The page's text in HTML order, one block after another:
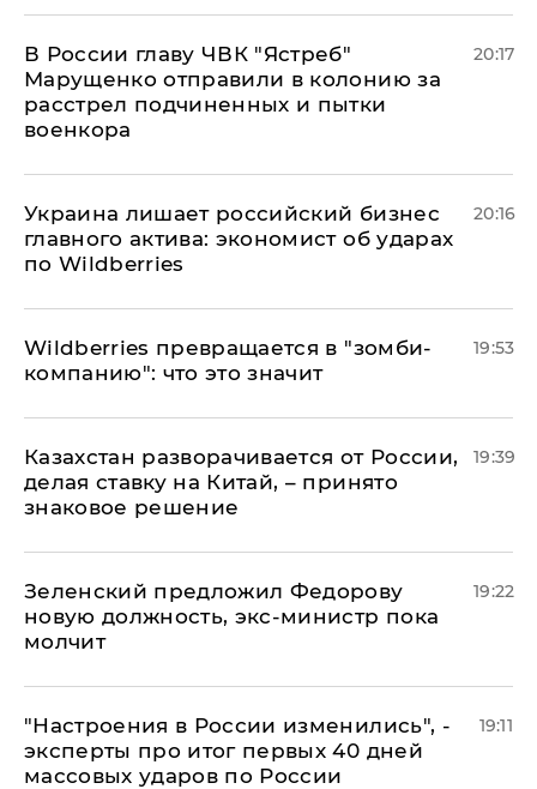
В России главу ЧВК "Ястреб"
Марущенко отправили в колонию за
расстрел подчиненных и пытки
военкора
20:17
​Украина лишает российский бизнес
главного актива: экономист об ударах
по Wildberries
20:16
Wildberries превращается в "зомби-
компанию": что это значит
19:53
Казахстан разворачивается от России,
делая ставку на Китай, – принято
знаковое решение
19:39
Зеленский предложил Федорову
новую должность, экс-министр пока
молчит
19:22
"Настроения в России изменились", -
эксперты про итог первых 40 дней
массовых ударов по России
19:11